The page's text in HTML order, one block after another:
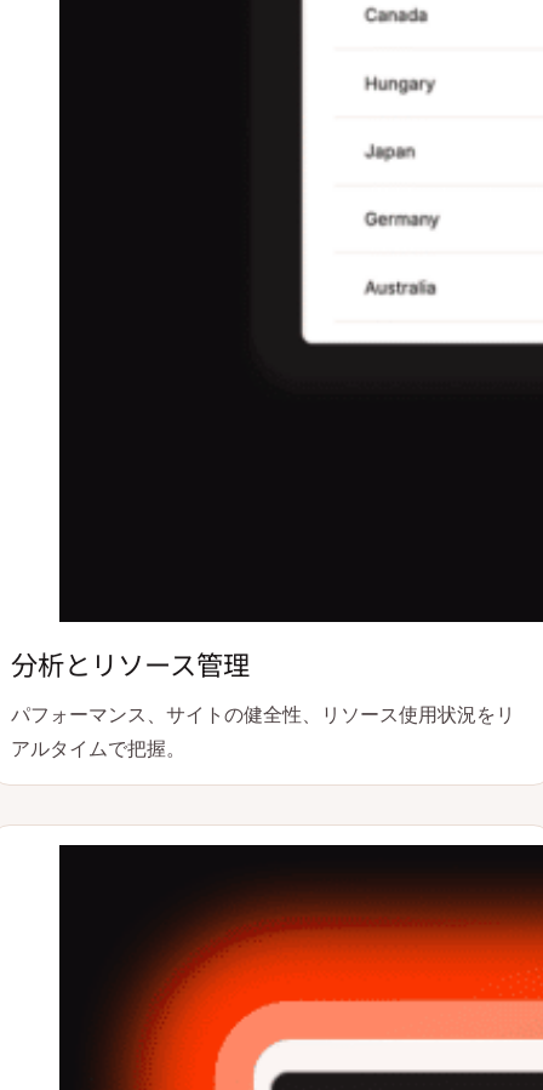
分析とリソース管理
パフォーマンス、サイトの健全性、リソース使用状況をリ
アルタイムで把握。